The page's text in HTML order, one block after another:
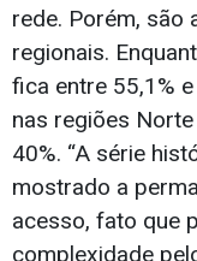
rede. Porém, são
regionais.
fica entre 55,1%
nas regiões
40%. “A série
mostrado a
acesso, fato que
complexidade